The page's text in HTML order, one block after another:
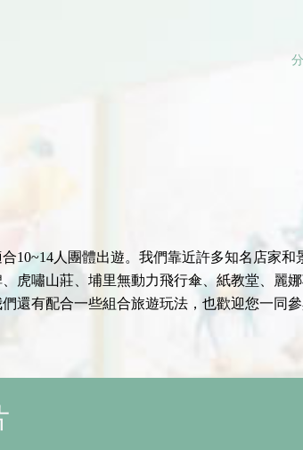
10~14人團體出遊。我們靠近許多知名店家和
虎嘯山莊、埔里無動力飛行傘、紙教堂、麗娜
還有配合一些組合旅遊玩法，也歡迎您一同